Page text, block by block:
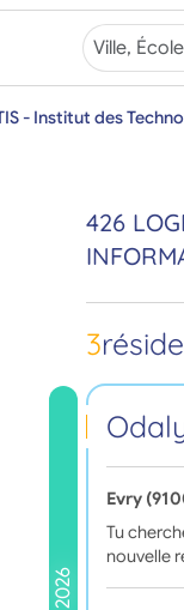
- Institut des
426
3
2026
Evry
Tu
nouvelle